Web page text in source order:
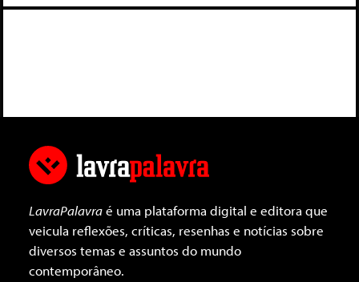
LavraPalavraé uma plataforma digital e editora que
veicula reflexões, críticas, resenhas e notícias sobre
diversos temas e assuntos do mundo
contemporâneo.